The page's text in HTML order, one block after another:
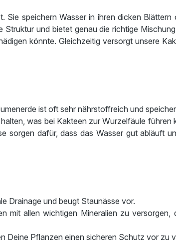
speichern Wasser in ihren dicken
und bietet genau die richtige
könnte. Gleichzeitig versorgt unsere
ist oft sehr nährstoffreich und
was bei Kakteen zur Wurzelfäule führen
sorgen dafür, dass das Wasser gut abläuft
Drainage und beugt Staunässe vor.
mit allen wichtigen Mineralien zu
Deine Pflanzen einen sicheren Schutz vor zu